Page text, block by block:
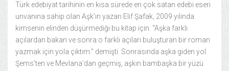
Türk edebiyat tarihinin en kısa sürede en çok satan edebi eseri
unvanına sahip olan Aşk’ın yazarı Elif Şafak, 2009 yılında
kimsenin elinden düşürmediği bu kitap için: “Aşka farklı
açılardan bakan ve sonra o farklı açıları buluşturan bir roman
yazmak için yola çıktım.” demişti. Sonrasında aşka giden yol
Şems’ten ve Mevlana’dan geçmiş, aşkın bambaşka bir yüzü